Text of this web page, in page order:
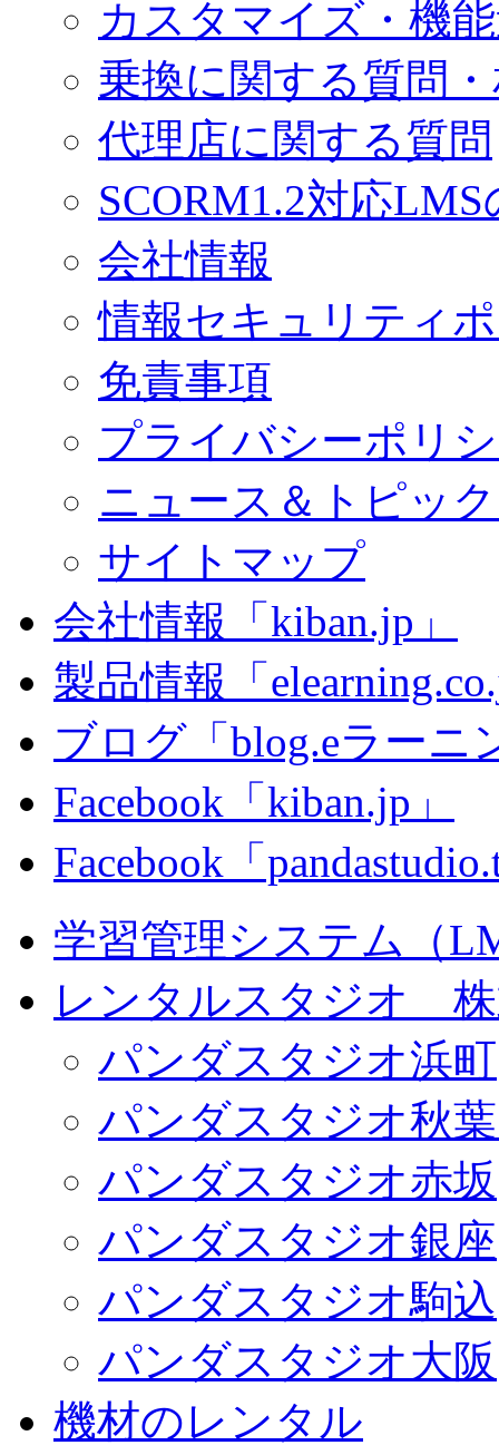
カスタマイズ・機
乗換に関する質問
代理店に関する質問
SCORM1.2対応
会社情報
情報セキュリティ
免責事項
プライバシーポリ
ニュース＆トピッ
サイトマップ
会社情報「kiban.jp」
製品情報「
ブログ「blog.eラーニ
Facebook「kiban.jp」
Facebook「
学習管理システム（
レンタルスタジオ 株
パンダスタジオ浜町
パンダスタジオ秋
パンダスタジオ赤坂
パンダスタジオ銀座
パンダスタジオ駒込
パンダスタジオ大阪
機材のレンタル